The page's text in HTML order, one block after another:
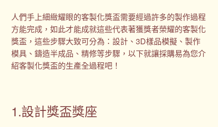
人們手上細緻耀眼的客製化獎盃需要經過許多的製作過程
方能完成，如此才能成就這些代表著獲獎者榮耀的客製化
獎盃，這些步驟大致可分為：設計、3D樣品模擬、製作
模具、鑄造半成品、精修等步驟，以下就讓採購易為您介
紹客製化獎盃的生產全過程吧！
1.設計獎盃獎座